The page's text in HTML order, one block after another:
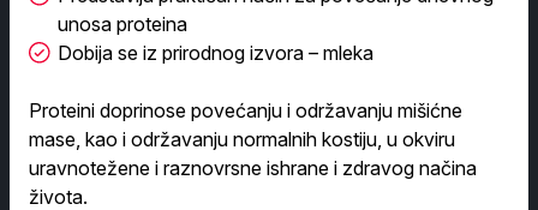
unosa proteina
Dobija se iz prirodnog izvora – mleka
Proteini doprinose povećanju i održavanju mišićne
mase, kao i održavanju normalnih kostiju, u okviru
uravnotežene i raznovrsne ishrane i zdravog načina
života.